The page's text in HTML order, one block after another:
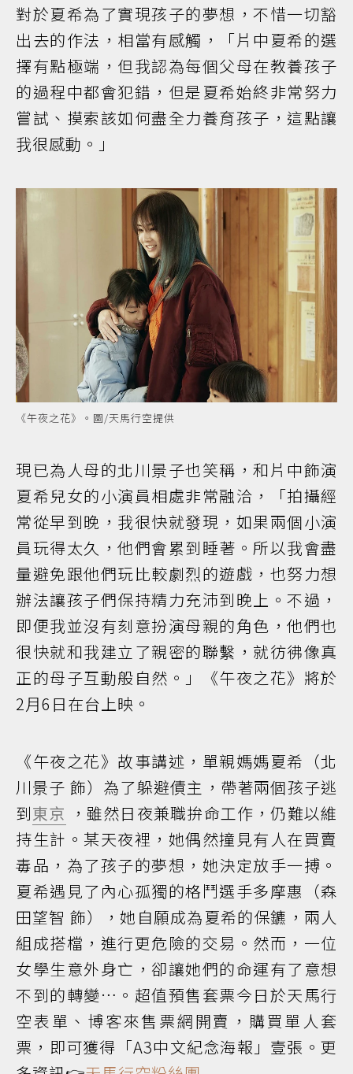
對於夏希為了實現孩子的夢想，不惜一切豁
出去的作法，相當有感觸，「片中夏希的選
擇有點極端，但我認為每個父母在教養孩子
的過程中都會犯錯，但是夏希始終非常努力
嘗試、摸索該如何盡全力養育孩子，這點讓
我很感動。」
《午夜之花》。圖/天馬行空提供
現已為人母的北川景子也笑稱，和片中飾演
夏希兒女的小演員相處非常融洽，「拍攝經
常從早到晚，我很快就發現，如果兩個小演
員玩得太久，他們會累到睡著。所以我會盡
量避免跟他們玩比較劇烈的遊戲，也努力想
辦法讓孩子們保持精力充沛到晚上。不過，
即便我並沒有刻意扮演母親的角色，他們也
很快就和我建立了親密的聯繫，就彷彿像真
正的母子互動般自然。」《午夜之花》將於
2月6日在台上映。
《午夜之花》故事講述，單親媽媽夏希（北
川景子 飾）為了躲避債主，帶著兩個孩子逃
到東京 ，雖然日夜兼職拚命工作，仍難以維
持生計。某天夜裡，她偶然撞見有人在買賣
毒品，為了孩子的夢想，她決定放手一搏。
夏希遇見了內心孤獨的格鬥選手多摩惠（森
田望智 飾），她自願成為夏希的保鑣，兩人
組成搭檔，進行更危險的交易。然而，一位
女學生意外身亡，卻讓她們的命運有了意想
不到的轉變…。超值預售套票今日於天馬行
空表單、博客來售票網開賣，購買單人套
票，即可獲得「A3中文紀念海報」壹張。更